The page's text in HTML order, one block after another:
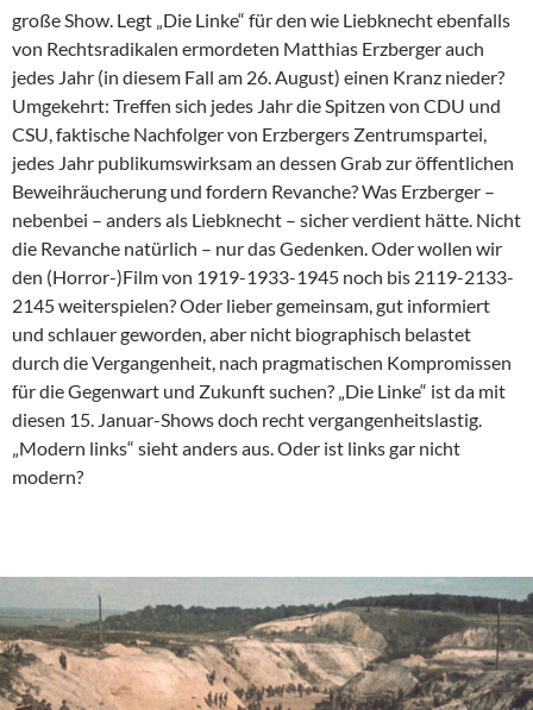
große Show. Legt „Die Linke“ für den wie Liebknecht ebenfalls
von Rechtsradikalen ermordeten Matthias Erzberger auch
jedes Jahr (in diesem Fall am 26. August) einen Kranz nieder?
Umgekehrt: Treffen sich jedes Jahr die Spitzen von CDU und
CSU, faktische Nachfolger von Erzbergers Zentrumspartei,
jedes Jahr publikumswirksam an dessen Grab zur öffentlichen
Beweihräucherung und fordern Revanche? Was Erzberger –
nebenbei – anders als Liebknecht – sicher verdient hätte. Nicht
die Revanche natürlich – nur das Gedenken. Oder wollen wir
den (Horror-)Film von 1919-1933-1945 noch bis 2119-2133-
2145 weiterspielen? Oder lieber gemeinsam, gut informiert
und schlauer geworden, aber nicht biographisch belastet
durch die Vergangenheit, nach pragmatischen Kompromissen
für die Gegenwart und Zukunft suchen? „Die Linke“ ist da mit
diesen 15. Januar-Shows doch recht vergangenheitslastig.
„Modern links“ sieht anders aus. Oder ist links gar nicht
modern?